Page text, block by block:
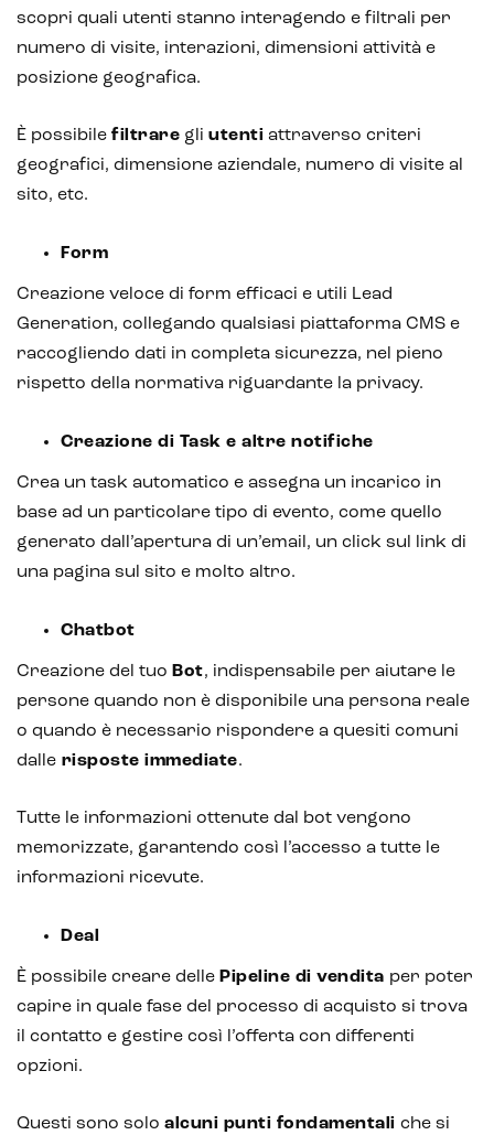
scopri quali utenti stanno interagendo e filtrali per
numero di visite, interazioni, dimensioni attività e
posizione geografica.
È possibile filtrare gli utenti attraverso criteri
geografici, dimensione aziendale, numero di visite al
sito, etc.
Form
Creazione veloce di form efficaci e utili Lead
Generation, collegando qualsiasi piattaforma CMS e
raccogliendo dati in completa sicurezza, nel pieno
rispetto della normativa riguardante la privacy.
Creazione di Task e altre notifiche
Crea un task automatico e assegna un incarico in
base ad un particolare tipo di evento, come quello
generato dall’apertura di un’email, un click sul link di
una pagina sul sito e molto altro.
Chatbot
Creazione del tuo Bot, indispensabile per aiutare le
persone quando non è disponibile una persona reale
o quando è necessario rispondere a quesiti comuni
dalle risposte immediate.
Tutte le informazioni ottenute dal bot vengono
memorizzate, garantendo così l’accesso a tutte le
informazioni ricevute.
Deal
È possibile creare delle Pipeline di vendita per poter
capire in quale fase del processo di acquisto si trova
il contatto e gestire così l’offerta con differenti
opzioni.
Questi sono solo alcuni punti fondamentali che si